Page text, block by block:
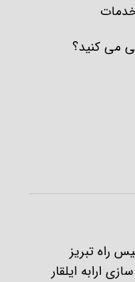
می کنید؟
راه تبریز
ارابه ایلقار